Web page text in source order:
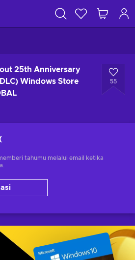
25th Anniversary
Windows Store
55
tahumu melalui email ketika